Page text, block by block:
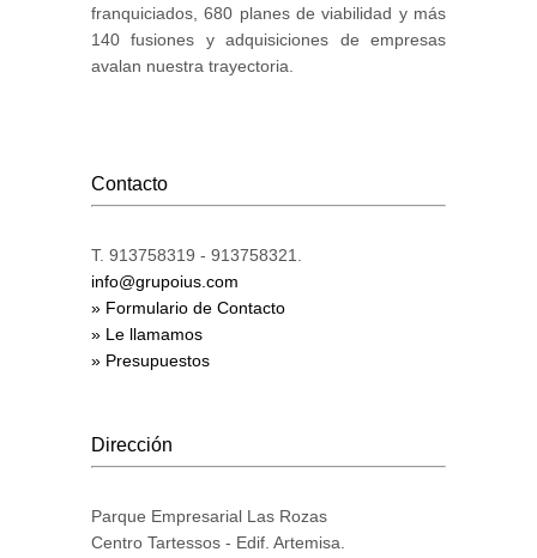
franquiciados, 680 planes de viabilidad y más
140 fusiones y adquisiciones de empresas
avalan nuestra trayectoria.
Contacto
T. 913758319 - 913758321.
info@grupoius.com
» Formulario de Contacto
» Le llamamos
» Presupuestos
Dirección
Parque Empresarial Las Rozas
Centro Tartessos - Edif. Artemisa.